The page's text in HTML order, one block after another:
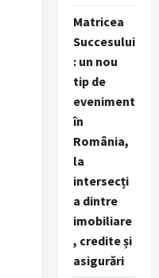
Matricea
Succesului
: un nou
tip de
eveniment
în
România,
la
intersecți
a dintre
imobiliare
, credite și
asigurări